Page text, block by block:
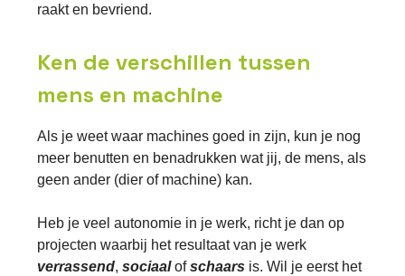
raakt en bevriend.
Ken de verschillen tussen
mens en machine
Als je weet waar machines goed in zijn, kun je nog
meer benutten en benadrukken wat jij, de mens, als
geen ander (dier of machine) kan.
Heb je veel autonomie in je werk, richt je dan op
projecten waarbij het resultaat van je werk
verrassend, sociaalofschaars is. Wil je eerst het